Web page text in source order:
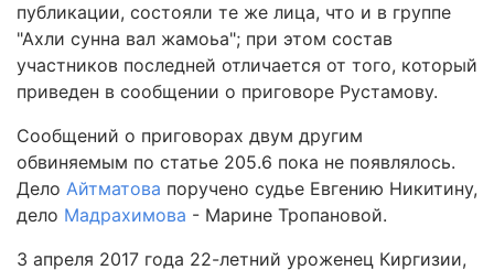
публикации, состояли те же лица, что и в группе
"Ахли сунна вал жамоьа"; при этом состав
участников последней отличается от того, который
приведен в сообщении о приговоре Рустамову.
Сообщений о приговорах двум другим
обвиняемым по статье 205.6 пока не появлялось.
Дело Айтматова поручено судье Евгению Никитину,
дело Мадрахимова - Марине Тропановой.
3 апреля 2017 года 22-летний уроженец Киргизии,